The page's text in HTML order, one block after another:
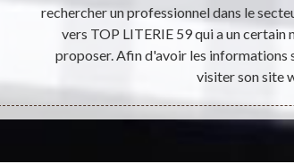
rechercher un professionnel dans le
vers TOP LITERIE 59 qui a un certain
proposer. Afin d'avoir les informations
visiter son site